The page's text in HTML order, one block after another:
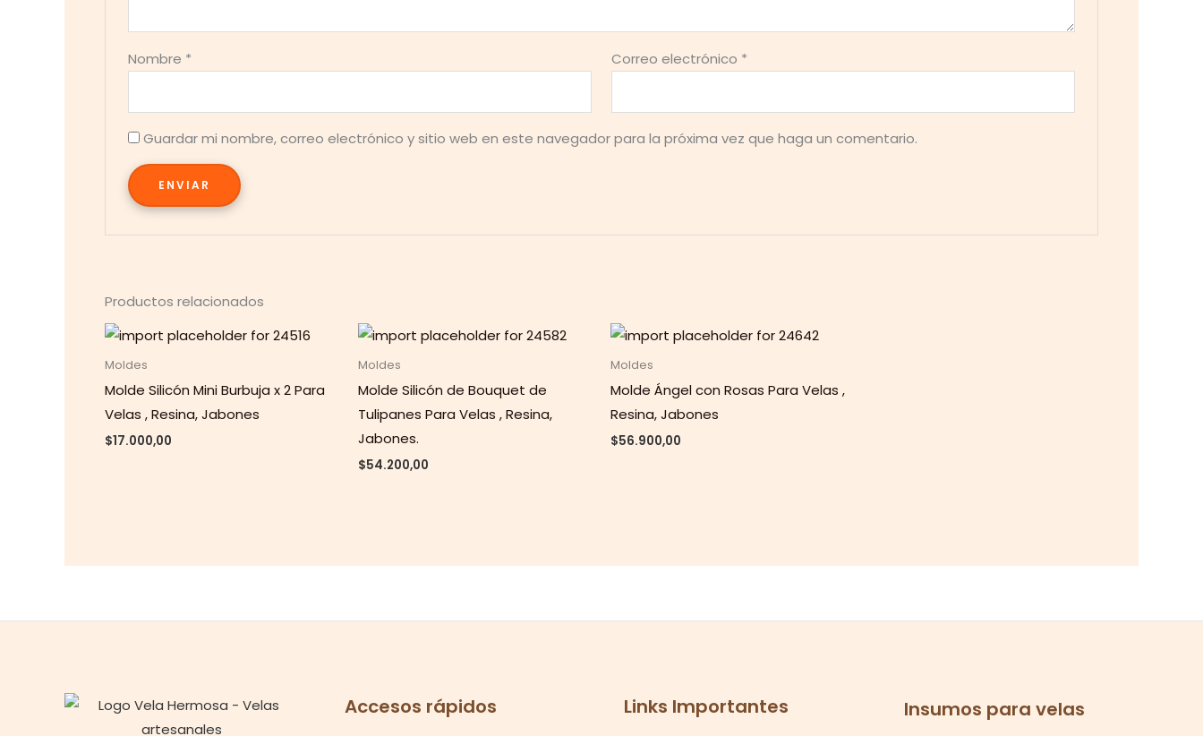
Nombre * Correo electrónico *
Guardar mi nombre, correo electrónico y sitio web en este navegador para la próxima vez que haga un comentario.
Productos relacionados
Moldes
Molde Silicón Mini Burbuja x 2 Para
Velas , Resina, Jabones
$17.000,00
Moldes
Molde Silicón de Bouquet de
Tulipanes Para Velas , Resina,
Jabones.
$54.200,00
Moldes
Molde Ángel con Rosas Para Velas ,
Resina, Jabones
$56.900,00
Accesos rápidos Links Importantes
Insumos para velas